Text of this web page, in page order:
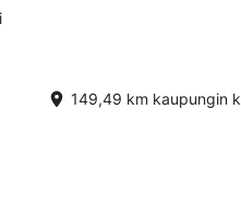
149,49 km kaupungin